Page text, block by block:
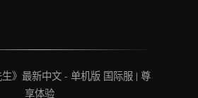
》最新中文 - 单机版 国际服 | 尊
享体验